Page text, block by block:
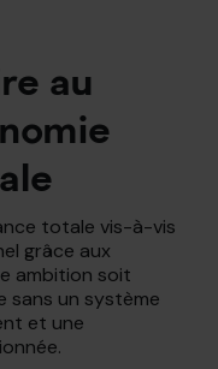
au
totale vis-à-vis
grâce aux
ambition soit
sans un système
et une